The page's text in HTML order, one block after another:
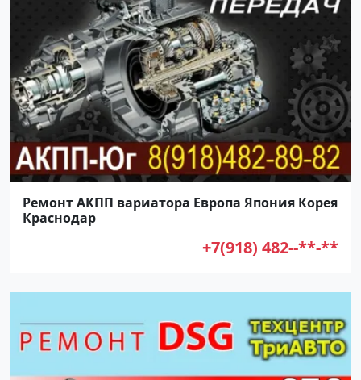
Ремонт АКПП вариатора Европа Япония Корея
Краснодар
+7(918) 482--**-**